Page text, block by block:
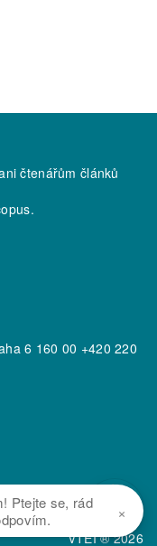
čtenářům článků
.
6 160 00 +420 220
VTEI ® 2026
Ptejte se, rád
×